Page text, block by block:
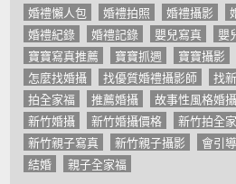
婚禮懶人包
婚禮拍照 婚禮攝影
婚禮紀錄
婚禮記錄 嬰兒寫真 嬰
寶寶寫真推薦
寶寶抓週 寶寶攝影
怎麼找婚攝
找優質婚禮攝影師 找
拍全家福
推薦婚攝 故事性風格婚攝
新竹婚攝
新竹婚攝價格 新竹拍全
新竹親子寫真
新竹親子攝影 會引
結婚
親子全家福